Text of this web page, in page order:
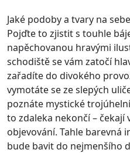
Jaké podoby a tvary na
Pojďte to zjistit s touhle
napěchovanou hravými
schodiště se vám zatočí
zařadíte do divokého
vymotáte se ze slepých
poznáte mystické
to zdaleka nekončí – čekají
objevování. Tahle barevná
bude bavit do nejmenšího